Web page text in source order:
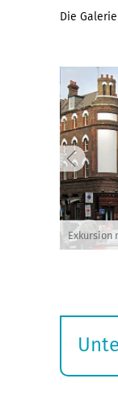
Die
Exkursion